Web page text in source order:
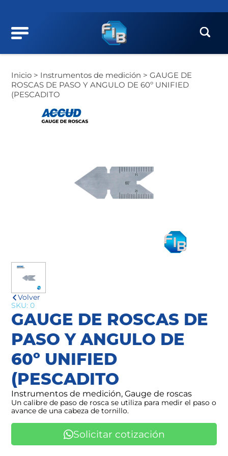
Inicio > Instrumentos de medición >GAUGE DE
ROSCAS DE PASO Y ANGULO DE 60º UNIFIED
(PESCADITO
Volver
SKU: 0
GAUGE DE ROSCAS DE
PASO Y ANGULO DE
60º UNIFIED
(PESCADITO
Instrumentos de medición, Gauge de roscas
Un calibre de paso de rosca se utiliza para medir el paso o
avance de una cabeza de tornillo.
Solicitar cotización